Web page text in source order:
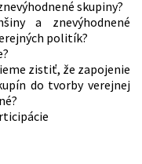
skupiny?
a znevýhodnené
politík?
zistiť, že zapojenie
do tvorby verejnej